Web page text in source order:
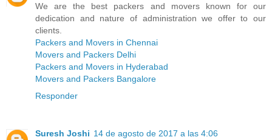
We are the best packers and movers known for our
dedication and nature of administration we offer to our
clients.
Packers and Movers in Chennai
Movers and Packers Delhi
Packers and Movers in Hyderabad
Movers and Packers Bangalore
Responder
Suresh Joshi 14 de agosto de 2017 a las 4:06